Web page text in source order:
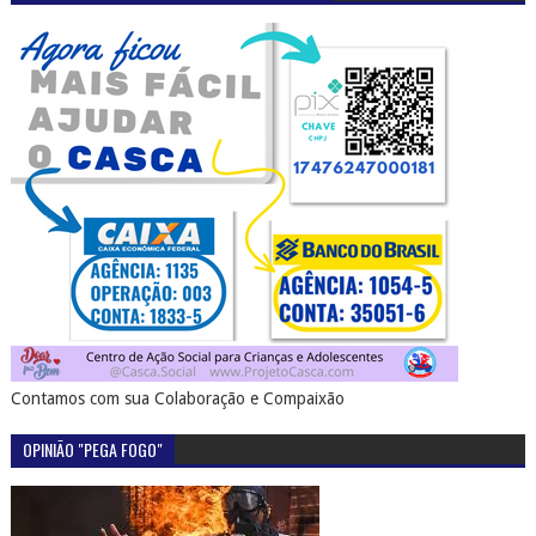
Contamos com sua Colaboração e Compaixão
OPINIÃO "PEGA FOGO"